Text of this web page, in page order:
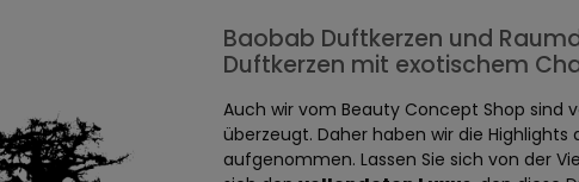
Baobab Duftkerzen und
Duftkerzen mit exotischem
Auch wir vom Beauty Concept Shop sind
überzeugt. Daher haben wir die
aufgenommen. Lassen Sie sich von der